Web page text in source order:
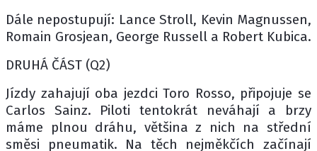
Dále nepostupují: Lance Stroll, Kevin Magnussen,
Romain Grosjean, George Russell a Robert Kubica.
DRUHÁ ČÁST (Q2)
Jízdy zahajují oba jezdci Toro Rosso, připojuje se
Carlos Sainz. Piloti tentokrát neváhají a brzy
máme plnou dráhu, většina z nich na střední
směsi pneumatik. Na těch nejměkčích začínají